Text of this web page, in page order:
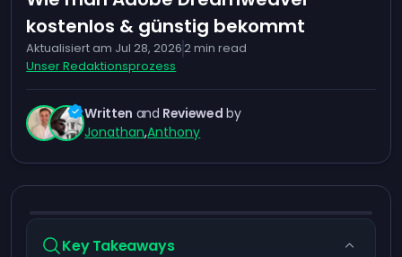
kostenlos & günstig bekommt
Aktualisiert am Jul 28, 20262min read
Unser Redaktionsprozess
Written and Reviewed by
Jonathan,Anthony
Key Takeaways